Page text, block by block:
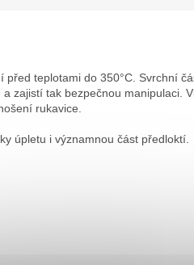
teplotami do 350°C. Svrchní
zajistí tak bezpečnou manipulaci.
rukavice.
úpletu i významnou část předloktí.